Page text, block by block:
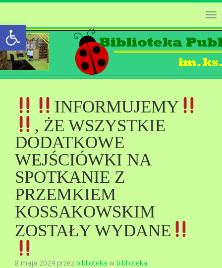
Open toolbar
INFORMUJEMY
, ŻE WSZYSTKIE
DODATKOWE
WEJŚCIÓWKI NA
SPOTKANIE Z
PRZEMKIEM
KOSSAKOWSKIM
ZOSTAŁY WYDANE
8 maja 2024 przez biblioteka w biblioteka